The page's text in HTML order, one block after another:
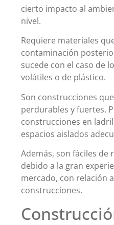
cierto impacto al
nivel.
Requiere materiales
contaminación
sucede con el caso de
volátiles o de plástico.
Son construcciones
perdurables y fuertes.
construcciones en
espacios aislados
Además, son fáciles
debido a la gran
mercado, con relación
construcciones.